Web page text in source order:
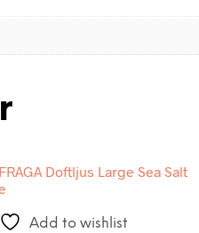
Add to wishlist